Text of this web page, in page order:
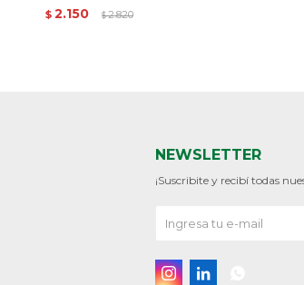
$ 2.150 $2.820
NEWSLETTER
¡Suscribite y recibí todas
 